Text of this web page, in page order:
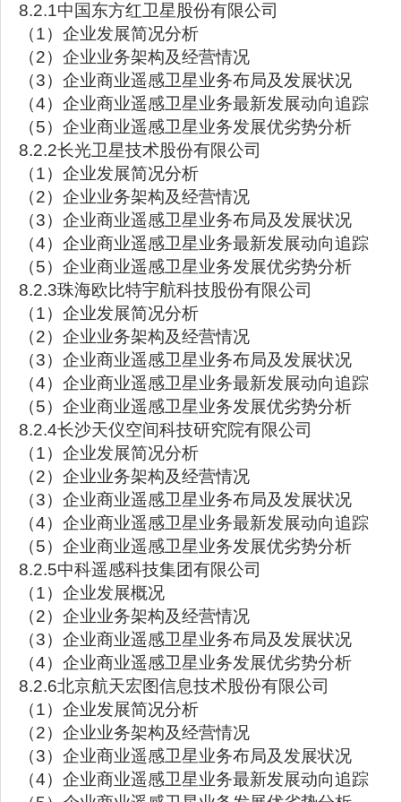
8.2.1中国东方红卫星股份有限公司
（1）企业发展简况分析
（2）企业业务架构及经营情况
（3）企业商业遥感卫星业务布局及发展状况
（4）企业商业遥感卫星业务最新发展动向追踪
（5）企业商业遥感卫星业务发展优劣势分析
8.2.2长光卫星技术股份有限公司
（1）企业发展简况分析
（2）企业业务架构及经营情况
（3）企业商业遥感卫星业务布局及发展状况
（4）企业商业遥感卫星业务最新发展动向追踪
（5）企业商业遥感卫星业务发展优劣势分析
8.2.3珠海欧比特宇航科技股份有限公司
（1）企业发展简况分析
（2）企业业务架构及经营情况
（3）企业商业遥感卫星业务布局及发展状况
（4）企业商业遥感卫星业务最新发展动向追踪
（5）企业商业遥感卫星业务发展优劣势分析
8.2.4长沙天仪空间科技研究院有限公司
（1）企业发展简况分析
（2）企业业务架构及经营情况
（3）企业商业遥感卫星业务布局及发展状况
（4）企业商业遥感卫星业务最新发展动向追踪
（5）企业商业遥感卫星业务发展优劣势分析
8.2.5中科遥感科技集团有限公司
（1）企业发展概况
（2）企业业务架构及经营情况
（3）企业商业遥感卫星业务布局及发展状况
（4）企业商业遥感卫星业务发展优劣势分析
8.2.6北京航天宏图信息技术股份有限公司
（1）企业发展简况分析
（2）企业业务架构及经营情况
（3）企业商业遥感卫星业务布局及发展状况
（4）企业商业遥感卫星业务最新发展动向追踪